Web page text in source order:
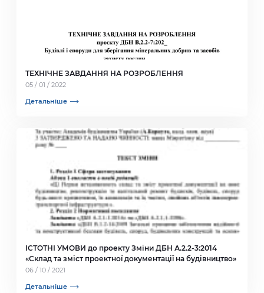
ТЕХНІЧНЕ ЗАВДАННЯ НА РОЗРОБЛЕННЯ
05 / 01 / 2022
Детальніше
ІСТОТНІ УМОВИ до проекту Зміни ДБН А.2.2-3:2014
«Склад та зміст проектної документації на будівництво»
06 / 10 / 2021
Детальніше